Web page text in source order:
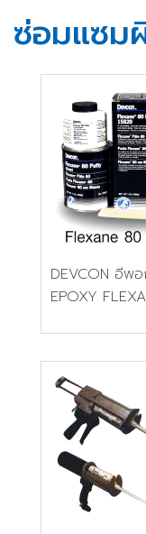
ซ่อมแซม
DEVCON อีพ
EPOXY